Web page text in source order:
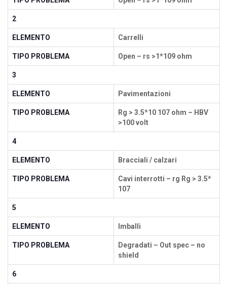
2
ELEMENTO Carrelli
TIPO PROBLEMA Open – rs >1*109 ohm
3
ELEMENTO Pavimentazioni
TIPO PROBLEMA
Rg > 3.5*10 107 ohm – HBV
>100 volt
4
ELEMENTO Bracciali / calzari
TIPO PROBLEMA
Cavi interrotti – rg Rg > 3.5*
107
5
ELEMENTO Imballi
TIPO PROBLEMA
Degradati – Out spec – no
shield
6